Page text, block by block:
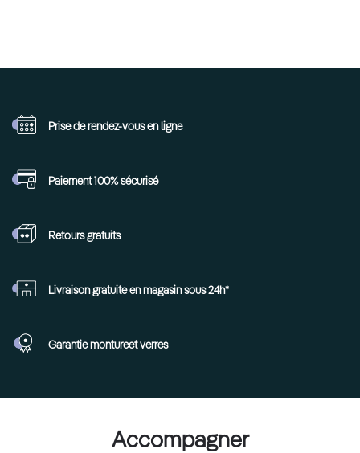
Prise de rendez-vous en ligne
Paiement 100%sécurisé
Retoursgratuits
Livraison gratuite en magasin sous 24h*
Garantie montureet verres
Accompagner